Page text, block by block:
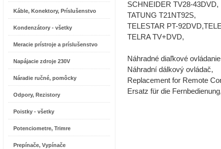
Káble, Konektory, Príslušenstvo
Kondenzátory - všetky
Meracie prístroje a príslušenstvo
Napájacie zdroje 230V
Náradie ručné, pomôcky
Odpory, Rezistory
Poistky - všetky
Potenciometre, Trimre
Prepínače, Vypínače
SCHNEIDER TV28-43DVD,
TATUNG T21NT92S,
TELESTAR PT-
TELRA TV+DVD,
Náhradné diaľkové
Náhradní dálkový ovládač,
Replacement for Remote
Ersatz für die